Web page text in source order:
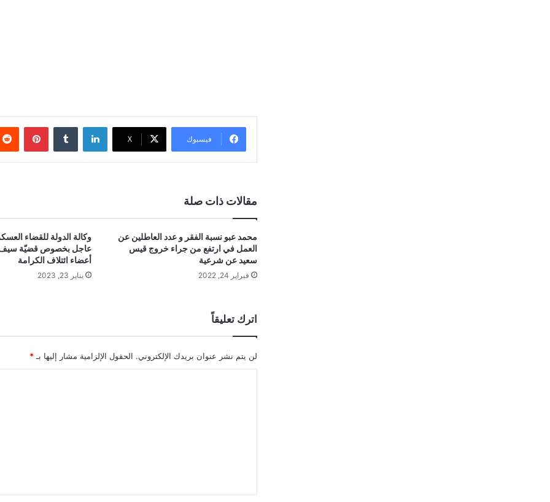
فيسبوك X
لينكدإن
مقالات ذات صلة
محمد عبو نسبة الفقر و عدد العاطلين عن
العمل في ارتفع من جراء خروج قيس
سعيد عن شرعية
فبراير 24, 2022
وكالة الدولة للقضاء
عاجل بخصوص قضيّة
أعضاء ائتلاف الكرامة
يناير 23, 2023
اترك تعليقاً
لن يتم نشر عنوان بريدك الإلكتروني. الحقول الإلزامية مشار إليها بـ *